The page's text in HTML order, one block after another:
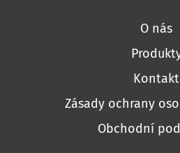
O nás
Kontakt
Zásady ochrany
Obchodní